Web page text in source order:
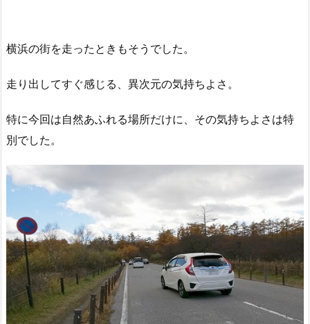
横浜の街を走ったときもそうでした。
走り出してすぐ感じる、異次元の気持ちよさ。
特に今回は自然あふれる場所だけに、その気持ちよさは特
別でした。